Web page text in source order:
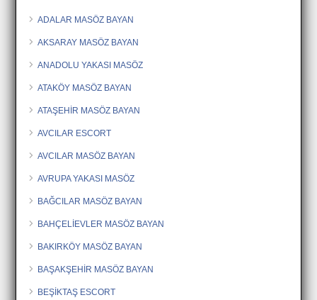
ADALAR MASÖZ BAYAN
AKSARAY MASÖZ BAYAN
ANADOLU YAKASI MASÖZ
ATAKÖY MASÖZ BAYAN
ATAŞEHİR MASÖZ BAYAN
AVCILAR ESCORT
AVCILAR MASÖZ BAYAN
AVRUPA YAKASI MASÖZ
BAĞCILAR MASÖZ BAYAN
BAHÇELİEVLER MASÖZ BAYAN
BAKIRKÖY MASÖZ BAYAN
BAŞAKŞEHİR MASÖZ BAYAN
BEŞİKTAŞ ESCORT